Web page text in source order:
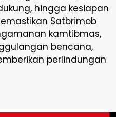
hingga kesiapan
Satbrimob
kamtibmas,
bencana,
perlindungan